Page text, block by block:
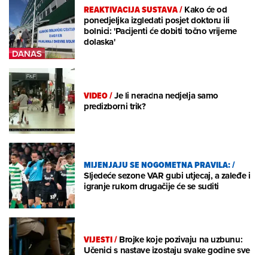
REAKTIVACIJA SUSTAVA/Kako će od
ponedjeljka izgledati posjet doktoru ili
bolnici: 'Pacijenti će dobiti točno vrijeme
dolaska'
VIDEO/Je li neradna nedjelja samo
predizborni trik?
MIJENJAJU SE NOGOMETNA PRAVILA:/
Sljedeće sezone VAR gubi utjecaj, a zaleđe i
igranje rukom drugačije će se suditi
VIJESTI/Brojke koje pozivaju na uzbunu:
Učenici s nastave izostaju svake godine sve